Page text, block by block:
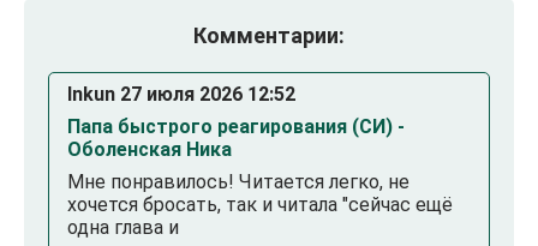
Комментарии:
Inkun 27 июля 2026 12:52
Папа быстрого реагирования (СИ) -
Оболенская Ника
Мне понравилось! Читается легко, не
хочется бросать, так и читала "сейчас ещё
одна глава и